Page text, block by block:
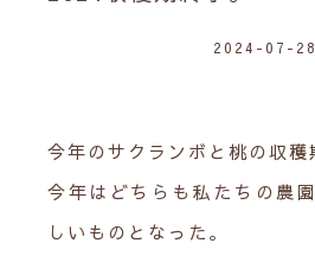
2024-07-28
今年のサクランボと桃の収穫
今年はどちらも私たちの農
しいものとなった。